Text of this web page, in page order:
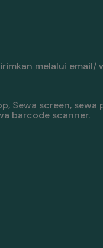
melalui email/
Sewa screen, sewa
barcode scanner.